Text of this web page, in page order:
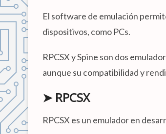
El software de emulación
dispositivos, como PCs.
RPCSX y Spine son dos
aunque su compatibilidad y
➤ RPCSX
RPCSX es un emulador en